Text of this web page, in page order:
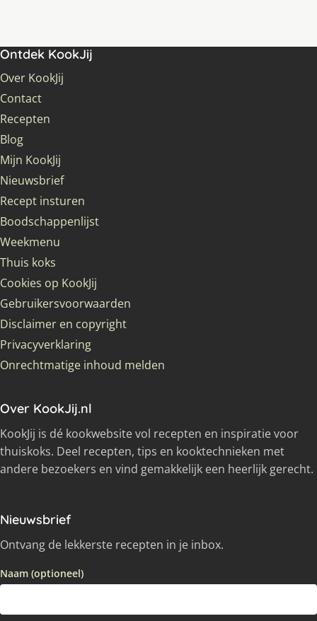
Ontdek KookJij
Over KookJij
Contact
Recepten
Blog
Mijn KookJij
Nieuwsbrief
Recept insturen
Boodschappenlijst
Weekmenu
Thuis koks
Cookies op KookJij
Gebruikersvoorwaarden
Disclaimer en copyright
Privacyverklaring
Onrechtmatige inhoud melden
Over KookJij.nl
KookJij is dé kookwebsite vol recepten en inspiratie voor
thuiskoks. Deel recepten, tips en kooktechnieken met
andere bezoekers en vind gemakkelijk een heerlijk gerecht.
Nieuwsbrief
Ontvang de lekkerste recepten in je inbox.
Naam (optioneel)